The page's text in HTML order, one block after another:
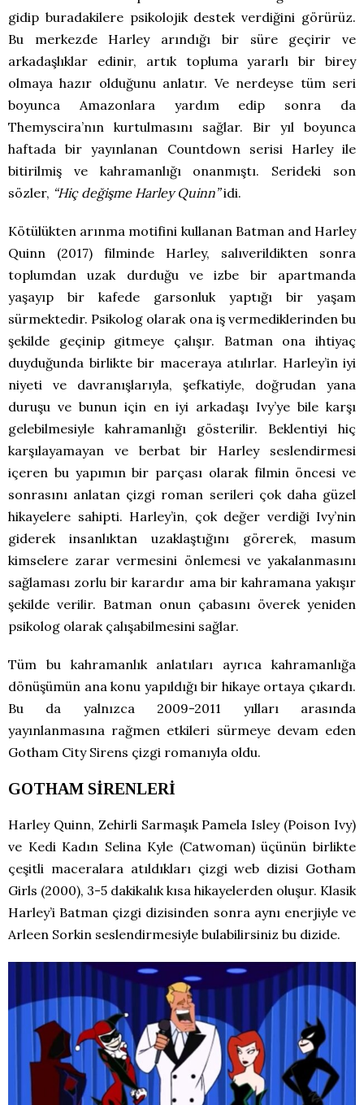
gidip buradakilere psikolojik destek verdiğini görürüz.
Bu merkezde Harley arındığı bir süre geçirir ve
arkadaşlıklar edinir, artık topluma yararlı bir birey
olmaya hazır olduğunu anlatır. Ve nerdeyse tüm seri
boyunca Amazonlara yardım edip sonra da
Themyscira’nın kurtulmasını sağlar. Bir yıl boyunca
haftada bir yayınlanan Countdown serisi Harley ile
bitirilmiş ve kahramanlığı onanmıştı. Serideki son
sözler, “Hiç değişme Harley Quinn”idi.
Kötülükten arınma motifini kullanan Batman and Harley
Quinn (2017) filminde Harley, salıverildikten sonra
toplumdan uzak durduğu ve izbe bir apartmanda
yaşayıp bir kafede garsonluk yaptığı bir yaşam
sürmektedir. Psikolog olarak ona iş vermediklerinden bu
şekilde geçinip gitmeye çalışır. Batman ona ihtiyaç
duyduğunda birlikte bir maceraya atılırlar. Harley’in iyi
niyeti ve davranışlarıyla, şefkatiyle, doğrudan yana
duruşu ve bunun için en iyi arkadaşı Ivy’ye bile karşı
gelebilmesiyle kahramanlığı gösterilir. Beklentiyi hiç
karşılayamayan ve berbat bir Harley seslendirmesi
içeren bu yapımın bir parçası olarak filmin öncesi ve
sonrasını anlatan çizgi roman serileri çok daha güzel
hikayelere sahipti. Harley’in, çok değer verdiği Ivy’nin
giderek insanlıktan uzaklaştığını görerek, masum
kimselere zarar vermesini önlemesi ve yakalanmasını
sağlaması zorlu bir karardır ama bir kahramana yakışır
şekilde verilir. Batman onun çabasını överek yeniden
psikolog olarak çalışabilmesini sağlar.
Tüm bu kahramanlık anlatıları ayrıca kahramanlığa
dönüşümün ana konu yapıldığı bir hikaye ortaya çıkardı.
Bu da yalnızca 2009-2011 yılları arasında
yayınlanmasına rağmen etkileri sürmeye devam eden
Gotham City Sirens çizgi romanıyla oldu.
GOTHAM SİRENLERİ
Harley Quinn, Zehirli Sarmaşık Pamela Isley (Poison Ivy)
ve Kedi Kadın Selina Kyle (Catwoman) üçünün birlikte
çeşitli maceralara atıldıkları çizgi web dizisi Gotham
Girls (2000), 3-5 dakikalık kısa hikayelerden oluşur. Klasik
Harley’i Batman çizgi dizisinden sonra aynı enerjiyle ve
Arleen Sorkin seslendirmesiyle bulabilirsiniz bu dizide.